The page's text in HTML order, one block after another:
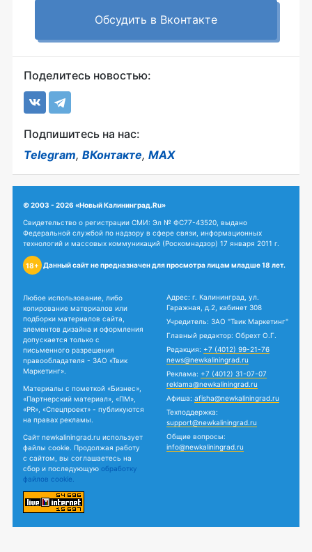
Обсудить в Вконтакте
Поделитесь новостью:
Подпишитесь на нас:
Telegram, ВКонтакте, MAX
© 2003 - 2026 «Новый Калининград.Ru»
Свидетельство о регистрации СМИ: Эл № ФС77-43520, выдано
Федеральной службой по надзору в сфере связи, информационных
технологий и массовых коммуникаций (Роскомнадзор) 17 января 2011 г.
18+ Данный сайт не предназначен для просмотра лицам младше 18 лет.
Любое использование, либо
копирование материалов или
подборки материалов сайта,
элементов дизайна и оформления
допускается только с
письменного разрешения
правообладателя - ЗАО «Твик
Маркетинг».
Материалы с пометкой «Бизнес»,
«Партнерский материал», «ПМ»,
«PR», «Спецпроект» - публикуются
на правах рекламы.
Сайт newkaliningrad.ru использует
файлы cookie. Продолжая работу
с сайтом, вы соглашаетесь на
сбор и последующую обработку
файлов cookie.
Адрес: г. Калининград, ул.
Гаражная, д.2, кабинет 308
Учредитель: ЗАО "Твик Маркетинг"
Главный редактор: Обрехт О.Г.
Редакция: +7 (4012) 99-21-76
news@newkaliningrad.ru
Реклама: +7 (4012) 31-07-07
reklama@newkaliningrad.ru
Афиша: afisha@newkaliningrad.ru
Техподдержка:
support@newkaliningrad.ru
Общие вопросы:
info@newkaliningrad.ru